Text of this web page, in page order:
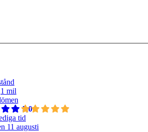
mil
5,0
tid
11 augusti